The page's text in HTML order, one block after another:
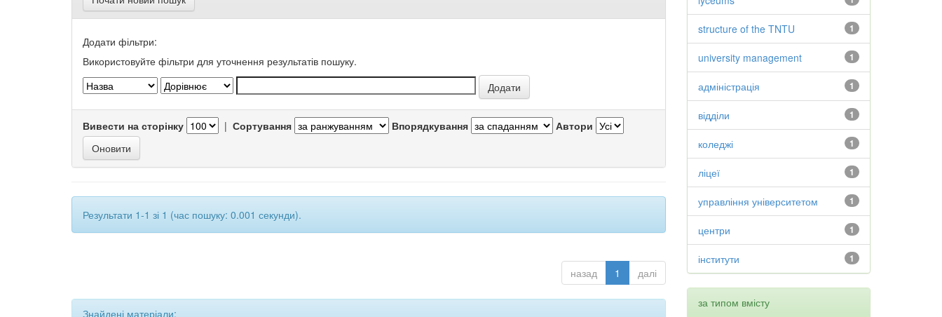
Додати фільтри:
Використовуйте фільтри для уточнення результатів пошуку.
Вивести на сторінку | Сортування Впорядкування Автори
Результати 1-1 зі 1 (час пошуку: 0.001 секунди).
назад 1 далі
Знайдені матеріали:
1
structure of the TNTU
1
university management
1
адміністрація
1
відділи
1
коледжі
1
ліцеї
1
управління університетом
1
центри
1
інститути
за типом вмісту